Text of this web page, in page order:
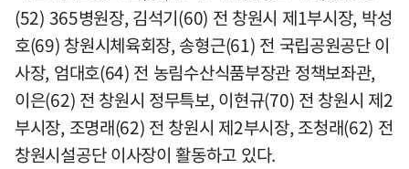
(52) 365병원장, 김석기(60) 전 창원시 제1부시장, 박성
호(69) 창원시체육회장, 송형근(61) 전 국립공원공단 이
사장, 엄대호(64) 전 농림수산식품부장관 정책보좌관,
이은(62) 전 창원시 정무특보, 이현규(70) 전 창원시 제2
부시장, 조명래(62) 전 창원시 제2부시장, 조청래(62) 전
창원시설공단 이사장이 활동하고 있다.